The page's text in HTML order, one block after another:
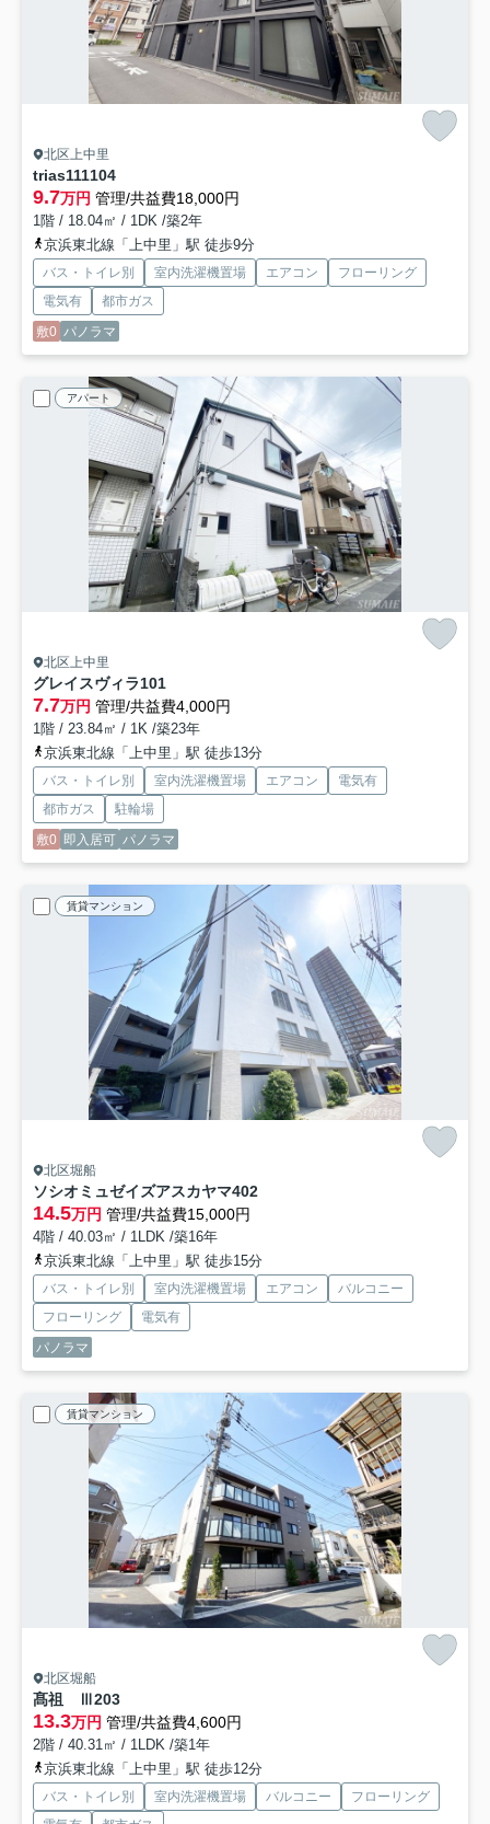
北区上中里
trias111104
9.7万円 管理/共益費18,000円
1階 / 18.04㎡ / 1DK /築2年
京浜東北線「上中里」駅 徒歩9分
バス・トイレ別 室内洗濯機置場 エアコン
フローリング
電気有
都市ガス
敷0 パノラマ
アパート
北区上中里
グレイスヴィラ101
7.7万円 管理/共益費4,000円
1階 / 23.84㎡ / 1K /築23年
京浜東北線「上中里」駅 徒歩13分
バス・トイレ別 室内洗濯機置場 エアコン
電気有
都市ガス
駐輪場
敷0 即入居可 パノラマ
賃貸マンション
北区堀船
ソシオミュゼイズアスカヤマ402
14.5万円 管理/共益費15,000円
4階 / 40.03㎡ / 1LDK /築16年
京浜東北線「上中里」駅 徒歩15分
バス・トイレ別 室内洗濯機置場 エアコン
バルコニー
フローリング
電気有
パノラマ
賃貸マンション
北区堀船
髙祖 Ⅲ203
13.3万円 管理/共益費4,600円
2階 / 40.31㎡ / 1LDK /築1年
京浜東北線「上中里」駅 徒歩12分
バス・トイレ別 室内洗濯機置場 バルコニー
フローリング